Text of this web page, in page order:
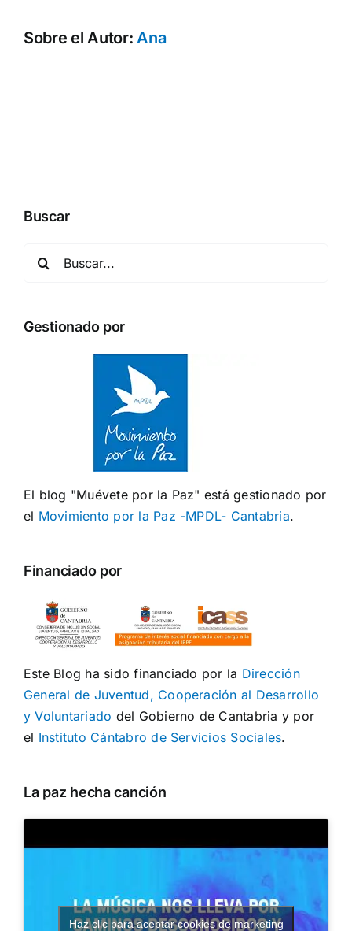
Sobre el Autor:Ana
Buscar
Gestionado por
El blog "Muévete por la Paz" está gestionado por
el Movimiento por la Paz -MPDL- Cantabria.
Financiado por
Este Blog ha sido financiado por la Dirección
General de Juventud, Cooperación al Desarrollo
y Voluntariado del Gobierno de Cantabria y por
el Instituto Cántabro de Servicios Sociales.
La paz hecha canción
Haz clic para aceptar cookies de marketing